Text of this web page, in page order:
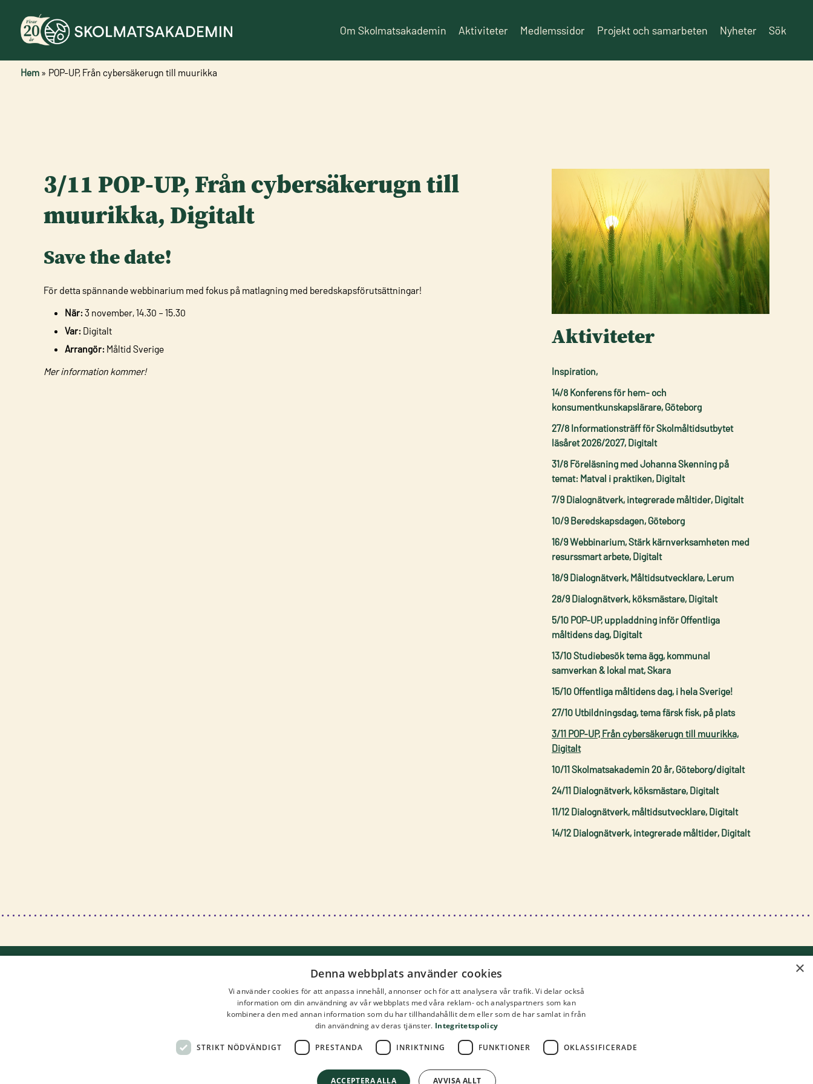
Om Skolmatsakademin Aktiviteter Medlemssidor Projekt och samarbeten Nyheter Sök
Hem» POP-UP, Från cybersäkerugn till muurikka
3/11 POP-UP, Från cybersäkerugn till
muurikka, Digitalt
Save the date!
För detta spännande webbinarium med fokus på matlagning med beredskapsförutsättningar!
När:3 november, 14.30 – 15.30
Var: Digitalt
Arrangör: Måltid Sverige
Mer information kommer!
Aktiviteter
Inspiration,
14/8 Konferens för hem- och
konsumentkunskapslärare, Göteborg
27/8 Informationsträff för Skolmåltidsutbytet
läsåret 2026/2027, Digitalt
31/8 Föreläsning med Johanna Skenning på
temat: Matval i praktiken, Digitalt
7/9 Dialognätverk, integrerade måltider, Digitalt
10/9 Beredskapsdagen, Göteborg
16/9 Webbinarium, Stärk kärnverksamheten med
resurssmart arbete, Digitalt
18/9 Dialognätverk, Måltidsutvecklare, Lerum
28/9 Dialognätverk, köksmästare, Digitalt
5/10 POP-UP, uppladdning inför Offentliga
måltidens dag, Digitalt
13/10 Studiebesök tema ägg, kommunal
samverkan & lokal mat, Skara
15/10 Offentliga måltidens dag, i hela Sverige!
27/10 Utbildningsdag, tema färsk fisk, på plats
3/11 POP-UP, Från cybersäkerugn till muurikka,
Digitalt
10/11 Skolmatsakademin 20 år, Göteborg/digitalt
24/11 Dialognätverk, köksmästare, Digitalt
11/12 Dialognätverk, måltidsutvecklare, Digitalt
14/12 Dialognätverk, integrerade måltider, Digitalt
Kontakta oss
Skolmatsakademin
Jordbruk och livsmedel
Fakturaadress: Box 857, 501 15 Borås
×
Denna webbplats använder cookies
Vi använder cookies för att anpassa innehåll, annonser och för att analysera vår trafik. Vi delar också
information om din användning av vår webbplats med våra reklam- och analyspartners som kan
kombinera den med annan information som du har tillhandahållit dem eller som de har samlat in från
din användning av deras tjänster. Integritetspolicy
STRIKT NÖDVÄNDIGT PRESTANDA INRIKTNING FUNKTIONER OKLASSIFICERADE
ACCEPTERA ALLA AVVISA ALLT